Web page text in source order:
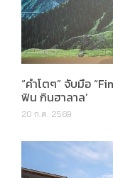
“คำโตๆ” จับมือ
ฟิน กินฮาลาล’
20 ก.ค. 2569